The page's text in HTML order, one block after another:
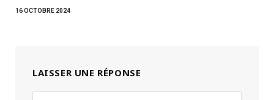
16 OCTOBRE 2024
LAISSER UNE RÉPONSE